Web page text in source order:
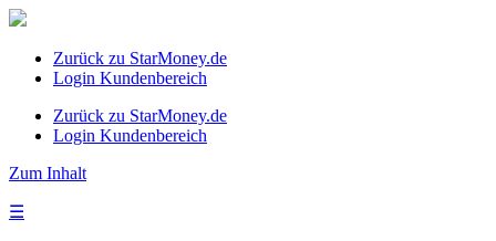
Zurück zu StarMoney.de
Login Kundenbereich
Zurück zu StarMoney.de
Login Kundenbereich
Zum Inhalt
☰